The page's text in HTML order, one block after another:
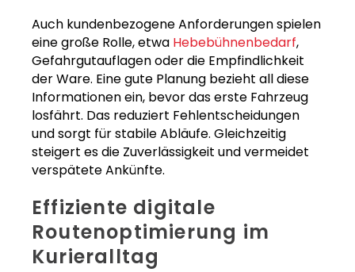
Auch kundenbezogene Anforderungen spielen
eine große Rolle, etwa Hebebühnenbedarf,
Gefahrgutauflagen oder die Empfindlichkeit
der Ware. Eine gute Planung bezieht all diese
Informationen ein, bevor das erste Fahrzeug
losfährt. Das reduziert Fehlentscheidungen
und sorgt für stabile Abläufe. Gleichzeitig
steigert es die Zuverlässigkeit und vermeidet
verspätete Ankünfte.
Effiziente digitale
Routenoptimierung im
Kurieralltag